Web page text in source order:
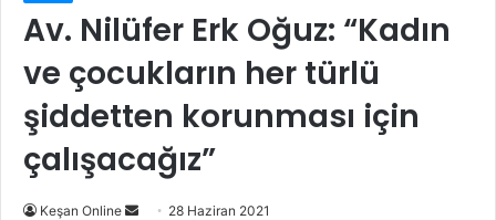
Av. Nilüfer Erk Oğuz: “Kadın
ve çocukların her türlü
şiddetten korunması için
çalışacağız”
Keşan Online
Bir
28 Haziran 2021